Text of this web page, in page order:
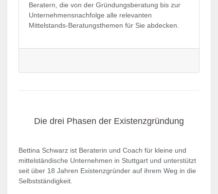
Beratern, die von der Gründungsberatung bis zur
Unternehmensnachfolge alle relevanten
Mittelstands-Beratungsthemen für Sie abdecken.
Die drei Phasen der Existenzgründung
Bettina Schwarz ist Beraterin und Coach für kleine und
mittelständische Unternehmen in Stuttgart und unterstützt
seit über 18 Jahren Existenzgründer auf ihrem Weg in die
Selbstständigkeit.